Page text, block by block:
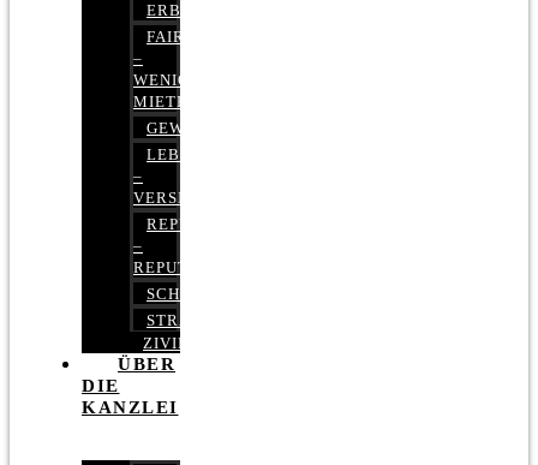
ERBRECHT
FAIRMIETEN
–
WENIGER
MIETE
GEWERBERECHT
LEBENSVERSICHERUNG
–
VERSICHERUNGSRECHT
REPUTATIONSRECHT
–
REPUTATIONSMANAGEMENT
SCHUFARECHT
STRAFRECHT
ZIVILRECHT
ÜBER
DIE
KANZLEI